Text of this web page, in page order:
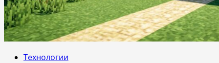
Технологии